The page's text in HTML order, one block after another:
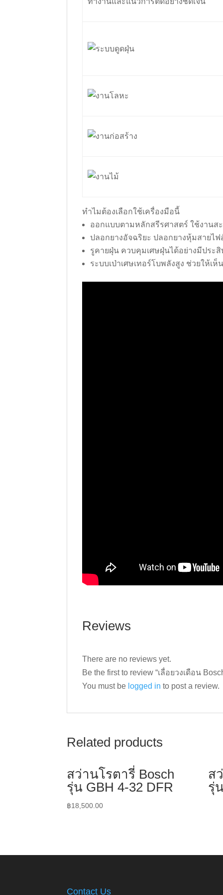
ทำไมต้องเลือกใช้เครื่องมือนี้
ออกแบบตามหลักสรีรศาสตร์ ใช้งานส
ปลอกยางอัจฉริยะ ปลอกยางหุ้มสายไ
รูคายฝุ่น ควบคุมเศษฝุ่นได้อย่างมีประ
ระบบเป่าเศษเทอร์โบพลังสูง ช่วยให้เ
Reviews
There are no reviews yet.
Be the first to review “เลื่อยวงเดือน
You must be logged in to post a review.
Related products
สว่านโรตารี่ Bosch
รุ่น GBH 4-32 DFR
฿18,500.00
ส
รุ่
Contact Us